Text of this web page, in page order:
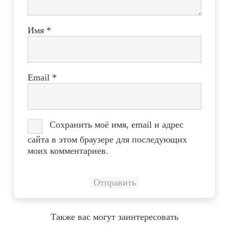
Имя *
Email *
Сохранить моё имя, email и адрес
сайта в этом браузере для последующих
моих комментариев.
Также вас могут заинтересовать